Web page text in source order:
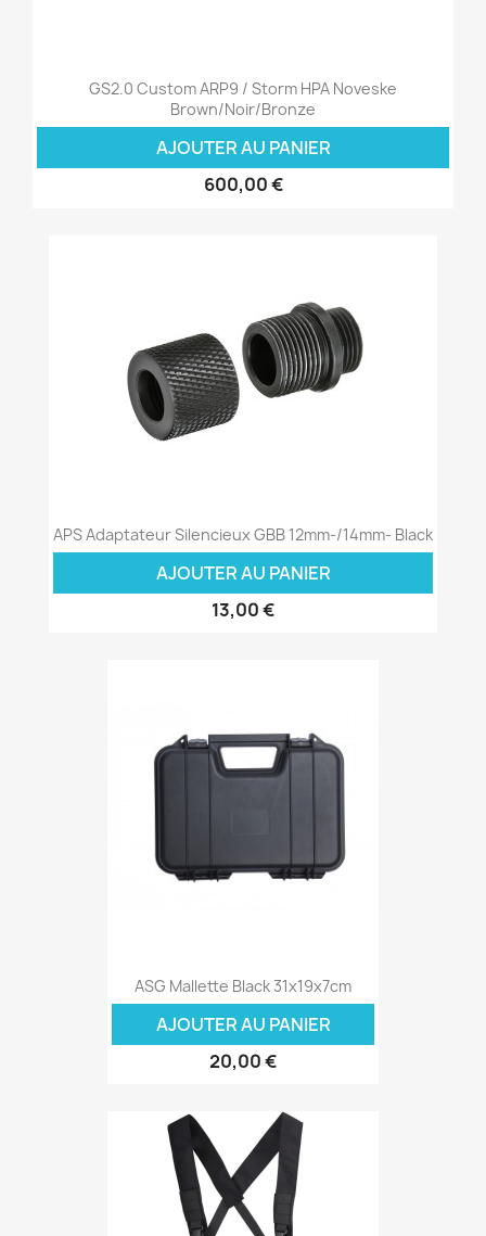
GS2.0 Custom ARP9 / Storm HPA Noveske
Brown/Noir/Bronze
AJOUTER AU PANIER
600,00 €
APS Adaptateur Silencieux GBB 12mm-/14mm- Black
AJOUTER AU PANIER
13,00 €
ASG Mallette Black 31x19x7cm
AJOUTER AU PANIER
20,00 €